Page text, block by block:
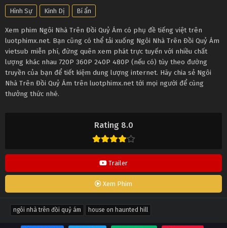
Rating 8.0
Trailer
Xem Phim
Hình Sự Kinh Dị Bí ẩn
Xem phim Ngôi Nhà Trên Đồi Quỷ Ám có phụ đề tiếng việt trên
luotphimx.net. Bạn cũng có thể tải xuống Ngôi Nhà Trên Đồi Quỷ Ám
vietsub miễn phí, đừng quên xem phát trực tuyến với nhiều chất
lượng khác nhau 720P 360P 240P 480P (nếu có) tùy theo đường
truyền của bạn để tiết kiệm dung lượng internet. Hãy chia sẻ Ngôi
Nhà Trên Đồi Quỷ Ám trên luotphimx.net tới mọi người để cùng
thưởng thức nhé.
ngôi nhà trên đồi quỷ ám house on haunted hill